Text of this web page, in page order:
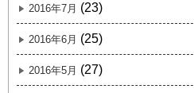
2016年7月 (23)
2016年6月 (25)
2016年5月 (27)